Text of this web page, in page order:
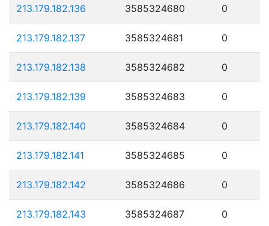
213.179.182.136 3585324680 0
213.179.182.137 3585324681 0
213.179.182.138 3585324682 0
213.179.182.139 3585324683 0
213.179.182.140 3585324684 0
213.179.182.141 3585324685 0
213.179.182.142 3585324686 0
213.179.182.143 3585324687 0